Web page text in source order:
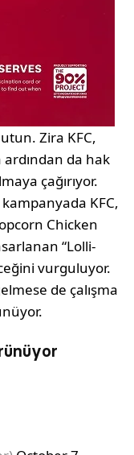
Zira KFC,
ardından da hak
çağırıyor.
KFC,
Chicken
“Lolli-
vurguluyor.
de çalışma